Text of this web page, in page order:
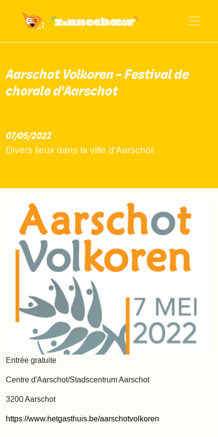
Aarschot Volkoren - Festival de
chorale d'Aarschot
07/05/2022
2022-05-07
Divers lieux dans la ville d'Aarschot
Entrée gratuite
Centre d'Aarschot/Stadscentrum Aarschot
3200 Aarschot
https://www.hetgasthuis.be/aarschotvolkoren